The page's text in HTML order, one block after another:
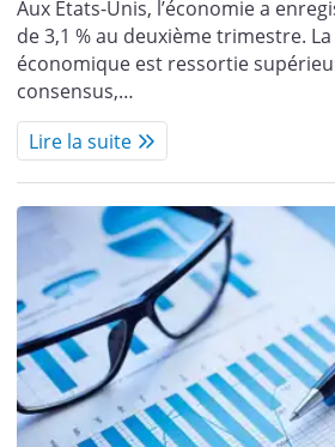
Aux Etats-Unis, l’économie a
de 3,1 % au deuxième trimestre.
économique est ressortie
consensus,…
Lire la suite